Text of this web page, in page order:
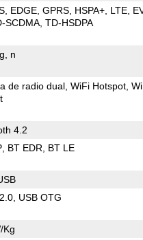
EDGE GPRS HSPA+ LTE
SCDMA TD-HSDPA
g n
de radio dual WiFi Hotspot
4.2
BT EDR BT LE
USB OTG
Kg